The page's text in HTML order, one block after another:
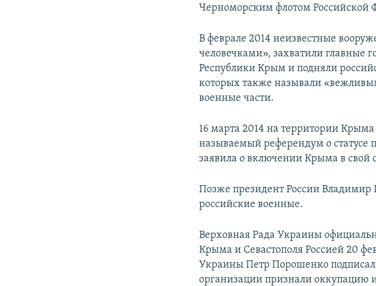
Черноморским флотом Российской
В феврале 2014 неизвестные
человечками», захватили главные
Республики Крым и подняли
которых также называли
военные части.
16 марта 2014 на территории Крыма
называемый референдум о статусе
заявила о включении Крыма в свой
Позже президент России Владимир
российские военные.
Верховная Рада Украины
Крыма и Севастополя Россией 20
Украины Петр Порошенко
организации признали